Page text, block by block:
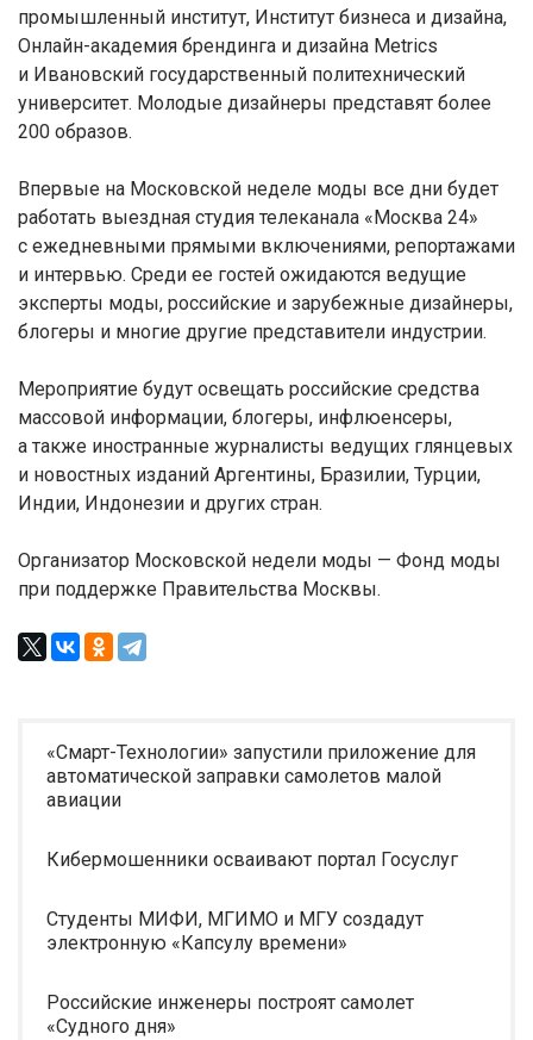
промышленный институт, Институт бизнеса и дизайна,
Онлайн-академия брендинга и дизайна Metrics
и Ивановский государственный политехнический
университет. Молодые дизайнеры представят более
200 образов.
Впервые на Московской неделе моды все дни будет
работать выездная студия телеканала «Москва 24»
с ежедневными прямыми включениями, репортажами
и интервью. Среди ее гостей ожидаются ведущие
эксперты моды, российские и зарубежные дизайнеры,
блогеры и многие другие представители индустрии.
Мероприятие будут освещать российские средства
массовой информации, блогеры, инфлюенсеры,
а также иностранные журналисты ведущих глянцевых
и новостных изданий Аргентины, Бразилии, Турции,
Индии, Индонезии и других стран.
Организатор Московской недели моды — Фонд моды
при поддержке Правительства Москвы.
«Смарт-Технологии» запустили приложение для
автоматической заправки самолетов малой
авиации
Кибермошенники осваивают портал Госуслуг
Студенты МИФИ, МГИМО и МГУ создадут
электронную «Капсулу времени»
Российские инженеры построят самолет
«Судного дня»